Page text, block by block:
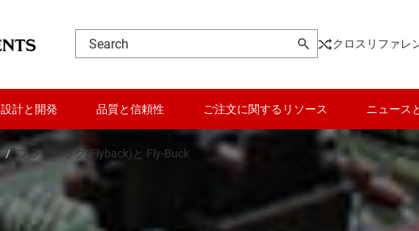
クロスリファレ
設計と開発 品質と信頼性 ご注文に関するリソース ニュース
フライバック(Flyback)と Fly-Buck